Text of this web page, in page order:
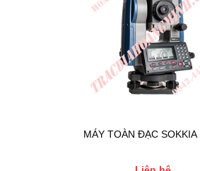
MÁY TOÀN ĐẠC SOKKIA